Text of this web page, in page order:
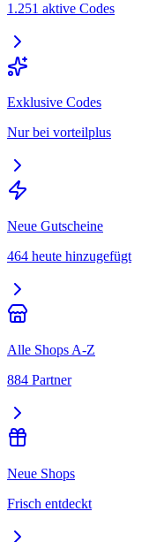
1.251 aktive Codes
Exklusive Codes
Nur bei vorteilplus
Neue Gutscheine
464 heute hinzugefügt
Alle Shops A-Z
884 Partner
Neue Shops
Frisch entdeckt